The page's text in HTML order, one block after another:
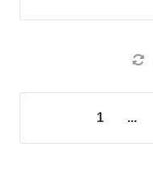
1 ...